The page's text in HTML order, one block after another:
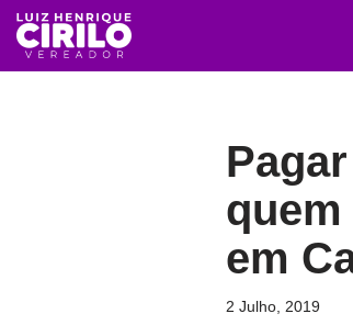
Avançar
em
2 Julho, 2019